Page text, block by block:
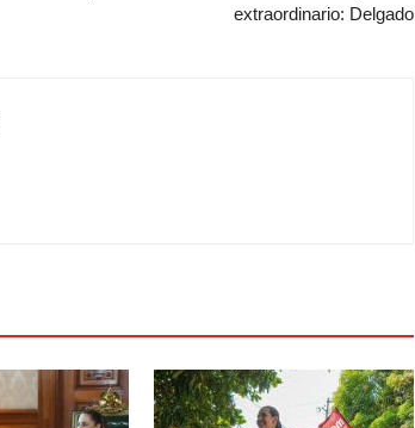
extraordinario: Delgado